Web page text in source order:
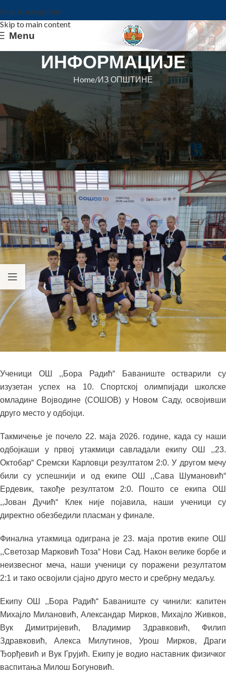
Skip to navigation
Skip to main content
Menu
ИНФОРМАЦИЈЕ
Home ИЗ ОПШТИНЕ
ИЗ ОПШТИНЕ
Сребрна медаља за одбојкаше
ОШ ,,Бора Радић“ Баваниште на
СОШОВ 2026.
Општина Ковин On 27. maj 2026.
Ученици ОШ ,,Бора Радић“ Баваниште остварили су
изузетан успех на 10. Спортској олимпијади школске
омладине Војводине (СОШОВ) у Новом Саду, освојивши
друго место у одбојци.
Такмичење је почело 22. маја 2026. године, када су наши
одбојкаши у првој утакмици савладали екипу ОШ ,,23.
Октобар“ Сремски Карловци резултатом 2:0. У другом мечу
били су успешнији и од екипе ОШ ,,Сава Шумановић“
Ердевик, такође резултатом 2:0. Пошто се екипа ОШ
,,Јован Дучић“ Клек није појавила, наши ученици су
директно обезбедили пласман у финале.
Финална утакмица одиграна је 23. маја против екипе ОШ
,,Светозар Марковић Тоза“ Нови Сад. Након велике борбе и
неизвесног меча, наши ученици су поражени резултатом
2:1 и тако освојили сјајно друго место и сребрну медаљу.
Екипу ОШ ,,Бора Радић“ Баваниште су чинили: капитен
Михајло Милановић, Александар Мирков, Михајло Живков,
Вук Димитријевић, Владимир Здравковић, Филип
Здравковић, Алекса Милутинов, Урош Мирков, Драги
Ђорђевић и Вук Грујић. Екипу је водио наставник физичког
васпитања Милош Богуновић.